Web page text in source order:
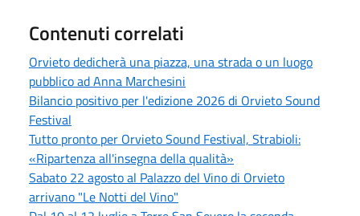
Contenuti correlati
Orvieto dedicherà una piazza, una strada o un luogo
pubblico ad Anna Marchesini
Bilancio positivo per l'edizione 2026 di Orvieto Sound
Festival
Tutto pronto per Orvieto Sound Festival, Strabioli:
«Ripartenza all'insegna della qualità»
Sabato 22 agosto al Palazzo del Vino di Orvieto
arrivano "Le Notti del Vino"